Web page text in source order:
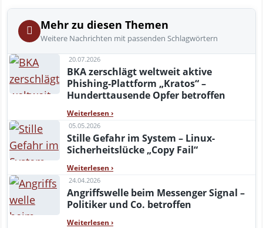
Mehr zu diesen Themen
Weitere Nachrichten mit passenden Schlagwörtern
20.07.2026
BKA zerschlägt weltweit aktive
Phishing-Plattform „Kratos“ –
Hunderttausende Opfer betroffen
Weiterlesen ›
05.05.2026
Stille Gefahr im System – Linux-
Sicherheitslücke „Copy Fail“
Weiterlesen ›
24.04.2026
Angriffswelle beim Messenger Signal –
Politiker und Co. betroffen
Weiterlesen ›